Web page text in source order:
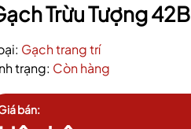
Trừu Tượng 42B
Gạch trang trí
trạng: Còn hàng
bán:
Mã giảm giá:
Ngày hết hạn:
Điều kiện: